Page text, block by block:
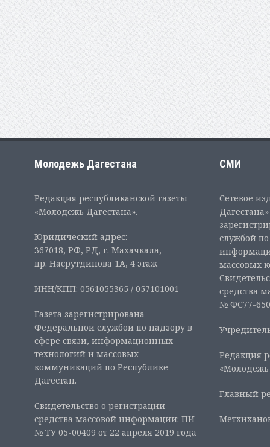
Молодежь Дагестана
Редакция республиканской газеты
«Молодежь Дагестана».
Юридический адрес:
367018, РФ, РД, г. Махачкала,
пр. Насрутдинова 1А, 4 этаж
ИНН/КПП: 0561055365 / 057101001
Газета зарегистрирована
Федеральной службой по надзору в
сфере связи, информационных
технологий и массовых
коммуникаций по Республике
Дагестан.
Свидетельство о регистрации
средства массовой информации: ПИ
№ ТУ 05-00409 от 22 апреля 2019 года
СМИ
Сетевое
службой
массовых
средства
№ ФС77-
Редакция
«Молодежь
Главный